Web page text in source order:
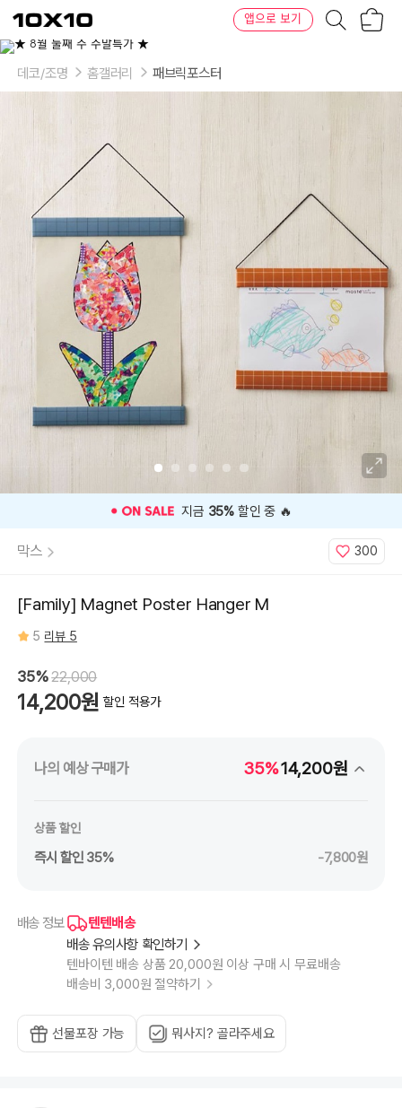
텐
바
텐
앱으로 보기
이
상
데코/조명 홈갤러리 패브릭포스터
⭐️ 고객 평점5 인기 상품 ⭐️
막스 300
[Family] Magnet Poster Hanger M
5 리뷰 5
35%22,000
14,200원 할인 적용가
나의 예상 구매가 35%14,200원
상품 할인
즉시 할인 35% -7,800원
배송 정보
텐텐배송
배송 유의사항 확인하기
텐바이텐 배송 상품 20,000원 이상 구매 시 무료배송
배송비 3,000원 절약하기
선물포장 가능 뭐사지? 골라주세요